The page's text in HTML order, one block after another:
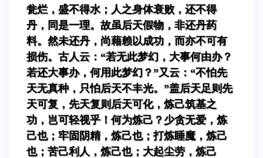
瓮烂，盛不得水；人之身体衰败，还不得
丹，同是一理。故虽后天假物，非还丹药
料。然未还丹，尚藉赖以成功，而亦不可有
损伤。古人云：“若无此梦幻，大事何由办？
若还大事办，何用此梦幻？”又云：“不怕先
天无真种，只怕后天不丰光。”盖后天足则先
天可复，先天复则后天可化，炼己筑基之
功，岂可轻视乎！何为炼己？少贪无爱，炼
己也；牢固阴精，炼己也；打炼睡魔，炼己
也；苦己利人，炼己也；大起尘劳，炼己